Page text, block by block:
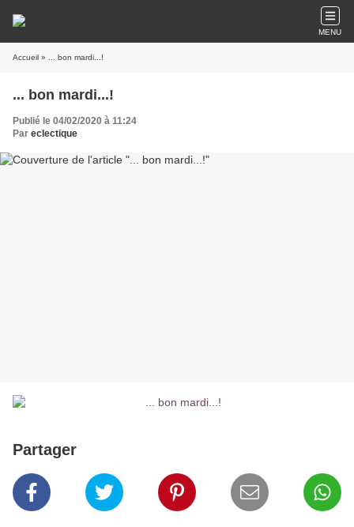
MENU
Accueil » ... bon mardi...!
... bon mardi...!
Publié le 04/02/2020 à 11:24
Par eclectique
Partager